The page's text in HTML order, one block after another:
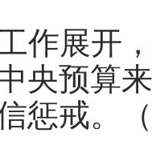
作展开
央预算
惩戒。